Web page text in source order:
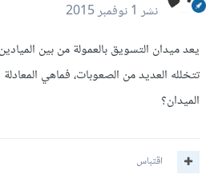
نشر1 نوفمبر 2015
يعد ميدان التسويق بالعمولة من بين الميادين
تتخلله العديد من الصعوبات، فماهي
الميدان؟
اقتباس